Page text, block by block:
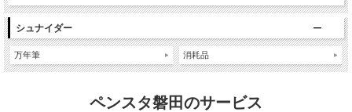
シュナイダー
万年筆 消耗品
ペンスタ磐田のサービス